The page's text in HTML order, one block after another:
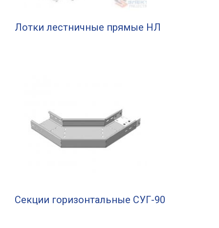
Лотки лестничные прямые НЛ
Секции горизонтальные СУГ-90